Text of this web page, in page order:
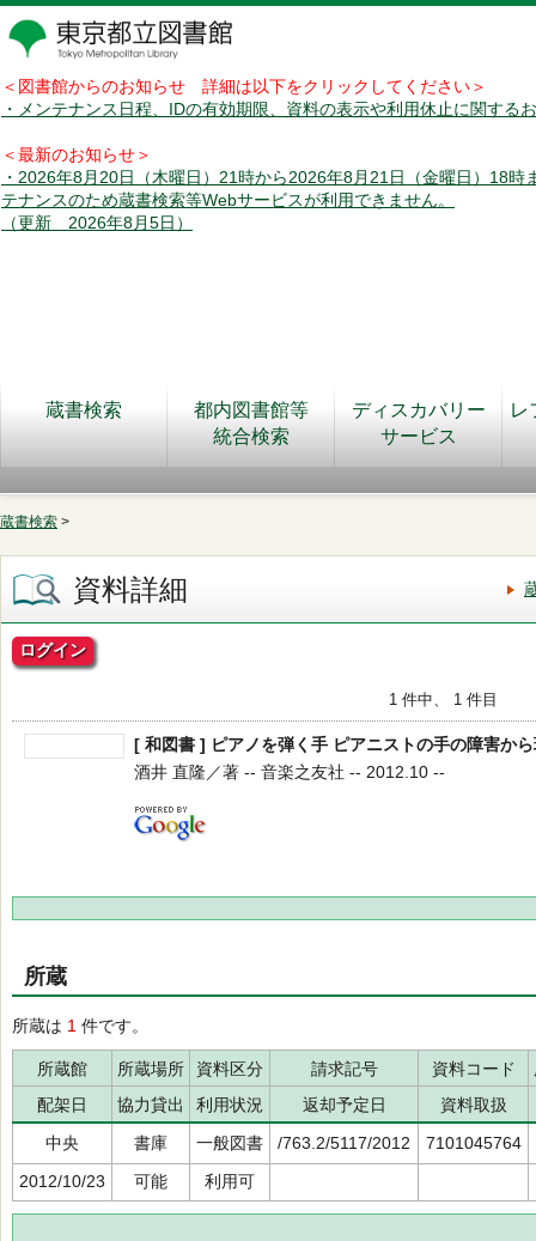
＜図書館からのお知らせ 詳細は以下をクリックしてください＞
・メンテナンス日程、IDの有効期限、資料の表示や利用休止に関する
＜最新のお知らせ＞
・2026年8月20日（木曜日）21時から2026年8月21日（金曜日）18時
テナンスのため蔵書検索等Webサービスが利用できません。
（更新 2026年8月5日）
蔵書検索
都内図書館等
統合検索
ディスカバリー
サービス
レ
蔵書検索 >
資料詳細
ログイン
1 件中、 1 件目
[ 和図書 ] ピアノを弾く手 ピアニストの手の障害か
酒井 直隆／著 -- 音楽之友社 -- 2012.10 --
所蔵
所蔵は 1 件です。
所蔵館 所蔵場所 資料区分 請求記号 資料コード
配架日
協力貸出 利用状況 返却予定日
資料取扱
中央
書庫 一般図書 /763.2/5117/2012
7101045764
2012/10/23
可能 利用可